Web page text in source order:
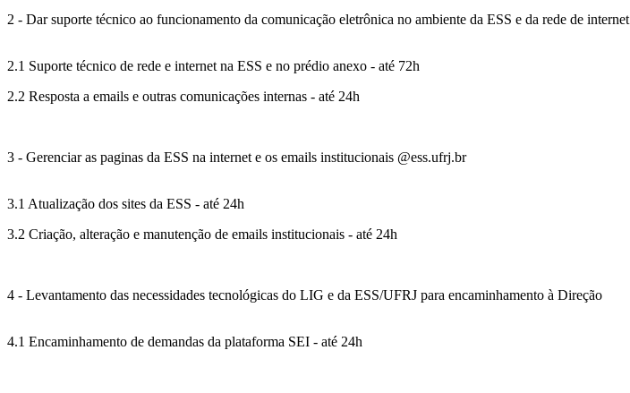
2 - Dar suporte técnico ao funcionamento da comunicação eletrônica no ambiente da ESS e da rede de internet
2.1 Suporte técnico de rede e internet na ESS e no prédio anexo - até 72h
2.2 Resposta a emails e outras comunicações internas - até 24h
3 - Gerenciar as paginas da ESS na internet e os emails institucionais @ess.ufrj.br
3.1 Atualização dos sites da ESS - até 24h
3.2 Criação, alteração e manutenção de emails institucionais - até 24h
4 - Levantamento das necessidades tecnológicas do LIG e da ESS/UFRJ para encaminhamento à Direção
4.1 Encaminhamento de demandas da plataforma SEI - até 24h